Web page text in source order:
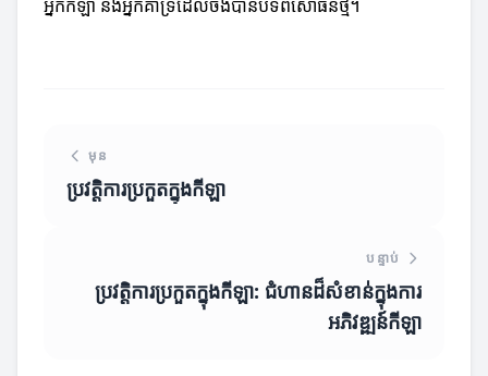
អ្នកកីឡា និងអ្នកគាំទ្រដែលចង់បានបទពិសោធន៍ថ្មី។
មុន
ប្រវត្តិការប្រកួតក្នុងកីឡា
បន្ទាប់
ប្រវត្តិការប្រកួតក្នុងកីឡា: ជំហានដ៏សំខាន់ក្នុងការ
អភិវឌ្ឍន៍កីឡា